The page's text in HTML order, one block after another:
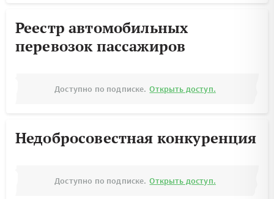
Реестр автомобильных
перевозок пассажиров
Доступно по подписке. Открыть доступ.
Недобросовестная конкуренция
Доступно по подписке. Открыть доступ.